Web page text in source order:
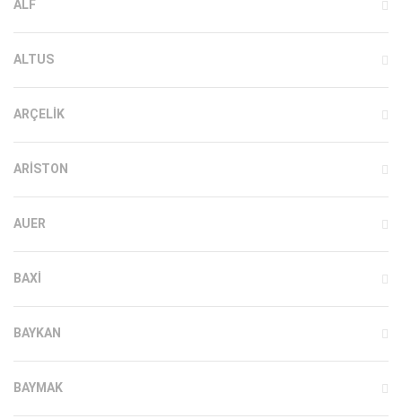
ALF
ALTUS
ARÇELIK
ARISTON
AUER
BAXI
BAYKAN
BAYMAK